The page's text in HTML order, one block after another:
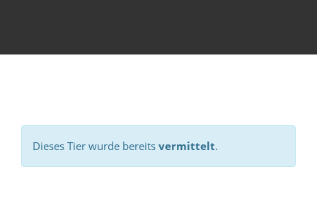
Dieses Tier wurde bereits vermittelt.